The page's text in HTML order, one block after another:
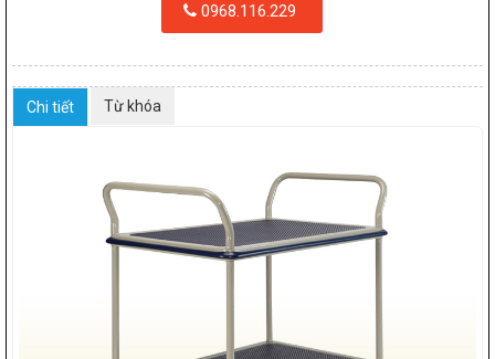
0968.116.229
Chi tiết Từ khóa